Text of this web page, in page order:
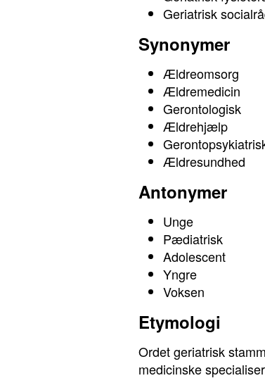
Geriatrisk
Synonymer
Ældreomsorg
Ældremedicin
Gerontologisk
Ældrehjælp
Ældresundhed
Antonymer
Unge
Pædiatrisk
Adolescent
Yngre
Voksen
Etymologi
Ordet geriatrisk
medicinske